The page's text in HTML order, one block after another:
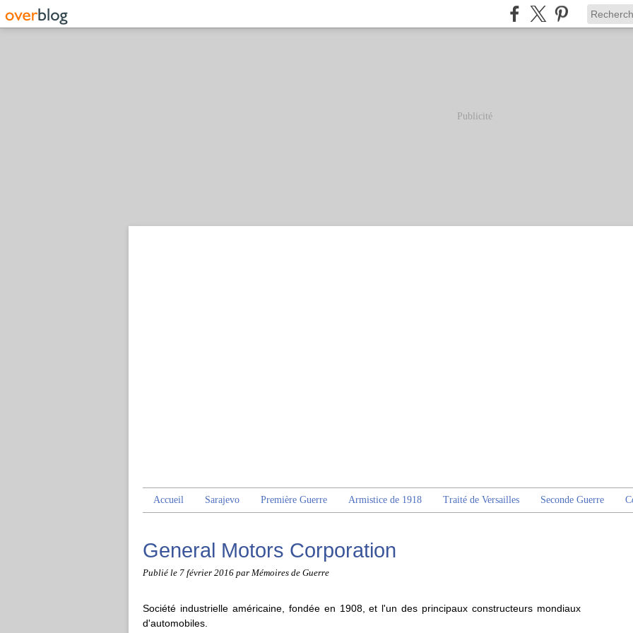
Publicité
Accueil Sarajevo Première Guerre Armistice de 1918 Traité de Versailles Seconde Guerre
General Motors Corporation
Publié le 7 février 2016 par Mémoires de Guerre
Société industrielle américaine, fondée en 1908, et l'un des principaux constructeurs mondiaux
d'automobiles.